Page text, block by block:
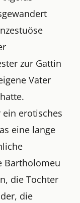
zur Gattin
Vater
erotisches
eine lange
Bartholomeu
die Tochter
die